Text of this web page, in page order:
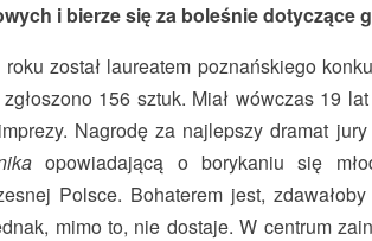
i bierze się za boleśnie dotyczące
został laureatem poznańskiego
156 sztuk. Miał wówczas 19
Nagrodę za najlepszy dramat
opowiadającą o borykaniu się
Polsce. Bohaterem jest,
mimo to, nie dostaje. W centrum